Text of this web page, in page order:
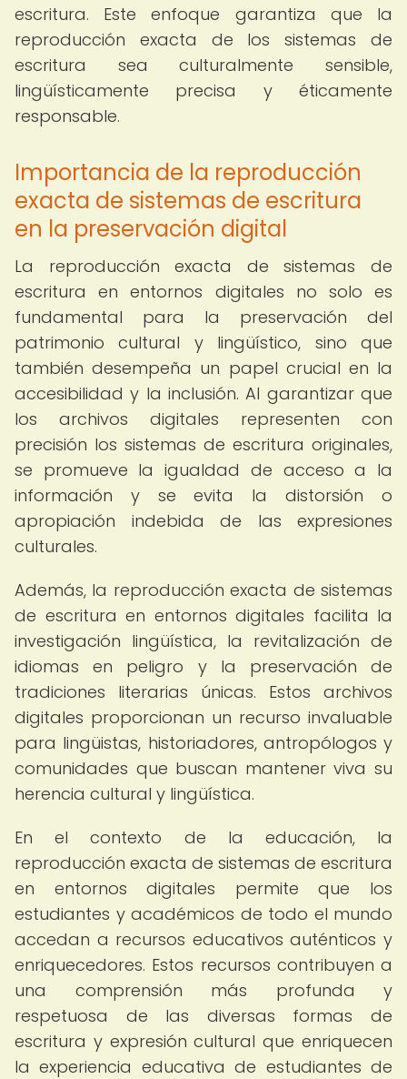
escritura. Este enfoque garantiza que la
reproducción exacta de los sistemas de
escritura sea culturalmente sensible,
lingüísticamente precisa y éticamente
responsable.
Importancia de la reproducción
exacta de sistemas de escritura
en la preservación digital
La reproducción exacta de sistemas de
escritura en entornos digitales no solo es
fundamental para la preservación del
patrimonio cultural y lingüístico, sino que
también desempeña un papel crucial en la
accesibilidad y la inclusión. Al garantizar que
los archivos digitales representen con
precisión los sistemas de escritura originales,
se promueve la igualdad de acceso a la
información y se evita la distorsión o
apropiación indebida de las expresiones
culturales.
Además, la reproducción exacta de sistemas
de escritura en entornos digitales facilita la
investigación lingüística, la revitalización de
idiomas en peligro y la preservación de
tradiciones literarias únicas. Estos archivos
digitales proporcionan un recurso invaluable
para lingüistas, historiadores, antropólogos y
comunidades que buscan mantener viva su
herencia cultural y lingüística.
En el contexto de la educación, la
reproducción exacta de sistemas de escritura
en entornos digitales permite que los
estudiantes y académicos de todo el mundo
accedan a recursos educativos auténticos y
enriquecedores. Estos recursos contribuyen a
una comprensión más profunda y
respetuosa de las diversas formas de
escritura y expresión cultural que enriquecen
la experiencia educativa de estudiantes de